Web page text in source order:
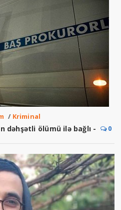
/ Kriminal
dəhşətli ölümü ilə bağlı - 0